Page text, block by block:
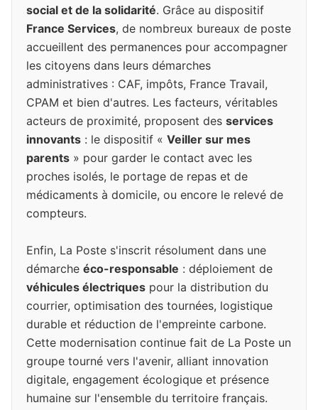
social et de la solidarité. Grâce au dispositif
France Services, de nombreux bureaux de poste
accueillent des permanences pour accompagner
les citoyens dans leurs démarches
administratives : CAF, impôts, France Travail,
CPAM et bien d'autres. Les facteurs, véritables
acteurs de proximité, proposent des services
innovants : le dispositif « Veiller sur mes
parents » pour garder le contact avec les
proches isolés, le portage de repas et de
médicaments à domicile, ou encore le relevé de
compteurs.
Enfin, La Poste s'inscrit résolument dans une
démarche éco-responsable : déploiement de
véhicules électriques pour la distribution du
courrier, optimisation des tournées, logistique
durable et réduction de l'empreinte carbone.
Cette modernisation continue fait de La Poste un
groupe tourné vers l'avenir, alliant innovation
digitale, engagement écologique et présence
humaine sur l'ensemble du territoire français.